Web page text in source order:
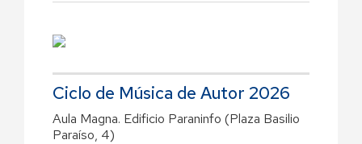
Ciclo de Música de Autor 2026
Aula Magna. Edificio Paraninfo (Plaza Basilio
Paraíso, 4)